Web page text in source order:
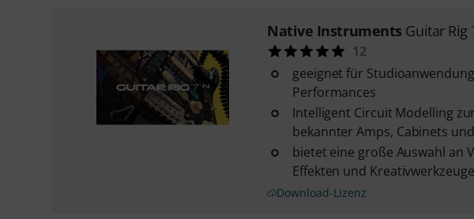
Native Instruments Guitar Rig
12
geeignet für
Performances
Intelligent Circuit Modelling
bekannter Amps, Cabinets
bietet eine große Auswahl an
Effekten und
Download-Lizenz